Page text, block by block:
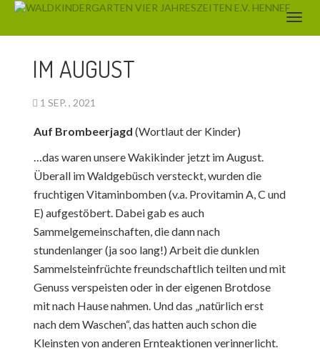
IM AUGUST
1 SEP. , 2021
Auf Brombeerjagd (Wortlaut der Kinder)
…das waren unsere Wakikinder jetzt im August.
Überall im Waldgebüsch versteckt, wurden die
fruchtigen Vitaminbomben (v.a. Provitamin A, C und
E) aufgestöbert. Dabei gab es auch
Sammelgemeinschaften, die dann nach
stundenlanger (ja soo lang!) Arbeit die dunklen
Sammelsteinfrüchte freundschaftlich teilten und mit
Genuss verspeisten oder in der eigenen Brotdose
mit nach Hause nahmen. Und das „natürlich erst
nach dem Waschen“, das hatten auch schon die
Kleinsten von anderen Ernteaktionen verinnerlicht.